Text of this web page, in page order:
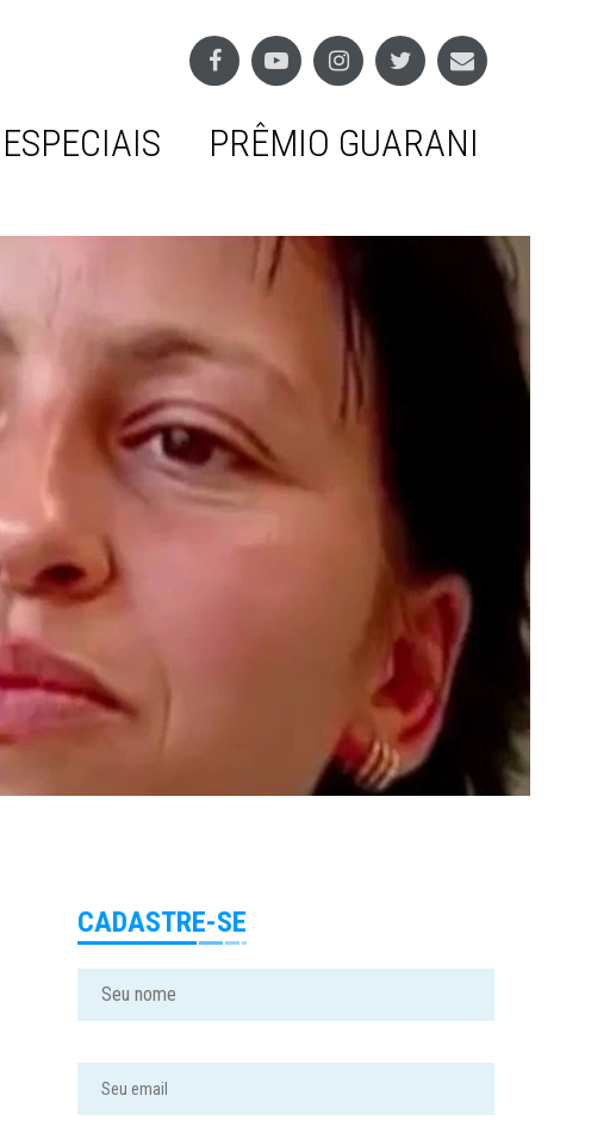
ESPECIAIS PRÊMIO GUARANI
CADASTRE-SE